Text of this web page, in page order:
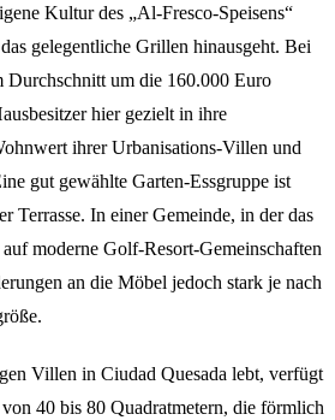
Kultur des „Al-Fresco-Speisens“
gelegentliche Grillen hinausgeht. Bei
Durchschnitt um die 160.000 Euro
hier gezielt in ihre
ihrer Urbanisations-Villen und
gut gewählte Garten-Essgruppe ist
Terrasse. In einer Gemeinde, in der das
moderne Golf-Resort-Gemeinschaften
an die Möbel jedoch stark je nach
Villen in Ciudad Quesada lebt, verfügt
40 bis 80 Quadratmetern, die förmlich